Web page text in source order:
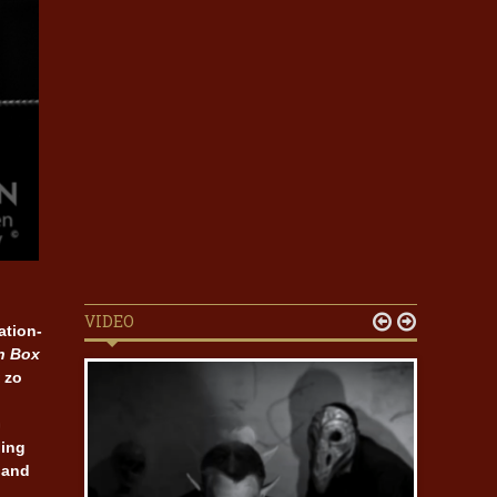
Box
zo
VIDEO  